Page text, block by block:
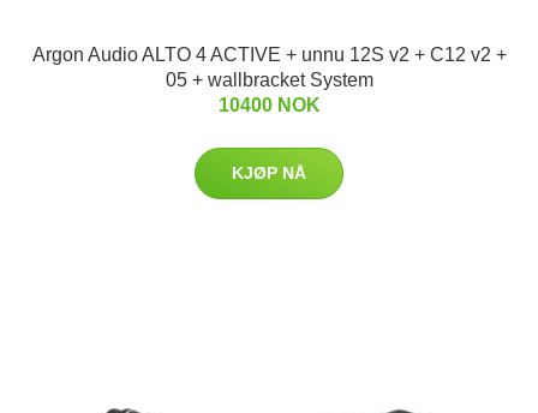
Argon Audio ALTO 4 ACTIVE + unnu 12S v2 + C12 v2 +
05 + wallbracket System
10400 NOK
KJØP NÅ